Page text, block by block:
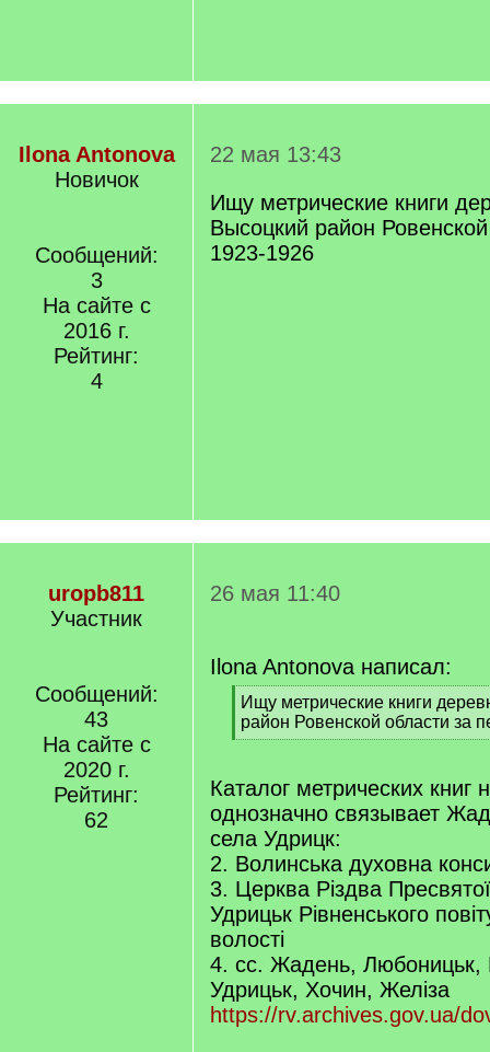
Ilona Antonova
Новичок
Сообщений:
3
На сайте с
2016 г.
Рейтинг:
4
22 мая 13:43
Ищу метрические книги
Высоцкий район
1923-1926
uropb811
Участник
Сообщений:
43
На сайте с
2020 г.
Рейтинг:
62
26 мая 11:40
Ilona Antonova написал:
[
q
]
Ищу метрические книги
район Ровенской области за
[
q
]
Каталог метрических книг
однозначно связывает
села Удрицк:
2. Волинська духовна
3. Церква Різдва
Удрицьк Рівненського
волості
4. сс. Жадень,
Удрицьк, Хочин, Желіза
https://rv.archives.gov.ua/